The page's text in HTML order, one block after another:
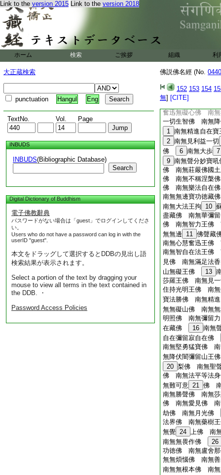
Link to the version 2015 Link to the version 2018
ホーム 検索 ご挨拶 組織 利
大正蔵検索
punctuation Hangul Eng
TextNo. Vol. Page
INBUDS
INBUDS(Bibliographic Database)
Search
Digital Dictionary of Buddhism
電子佛教辭典
パスワードがない場合は「guest」でログインしてくださ
い。
Users who do not have a password can log in with the
userID "guest".
本文をドラッグして選択するとDDBの見出し語
検索結果が表示されます。
Select a portion of the text by dragging your
mouse to view all terms in the text contained in
the DDB. ・
Password Access Policies
佛説佛名經 (No.
152 153 154
無] [CITE]
南無大毘留
34
佛 南無勝光明佛
南無栴檀雲王佛
進増上輪佛 南無
奮迅無礙心佛 南
一切生智佛 南無降
1 南無精進自在
2 南無見利益一切
佛
6 南無大歩 7
9 南無聲分妙寶
佛 南無莊嚴佛國
佛 南無不稱涅槃
佛 南無樂法自在
南無無邊寶功徳藏
南無大法王拘
10
盡藏佛 南無華彌
佛 南無智力王佛
無無邊
11 佛聲藏
南無心慧奮迅王佛
南無智自在法王佛
見佛 南無滿足法
山無礙王佛
13
莎羅王佛 南無見
住持光明王佛 南
寶法勝佛 南無精進
無無礙山佛 南無
明照佛 南無彌留
在藏佛
16 南無
自在彌留寂自在佛
南無堅勇猛寶佛
無降伏闇彌留山王
20 梨佛 南無聖
佛 南無法平等法
無難可意 21 佛
南無勝聲佛 南無
佛 南無愛見佛 南
劫佛 南無月光佛
法界佛 南無藥樹
無覺 24 上佛 南
南無無畏作佛
26
功徳佛 南無盧舍
無無煩惱佛 南無
南無無根本佛 南無